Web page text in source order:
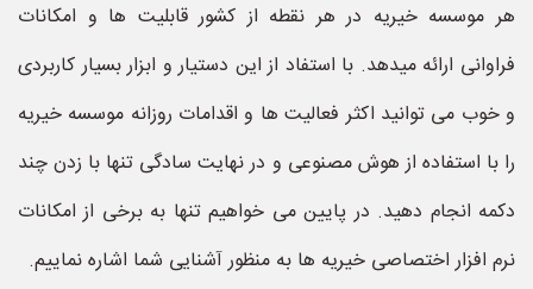
هر موسسه خیریه در هر نقطه از کشور قابلیت ها و امکانات
فراوانی ارائه میدهد. با استفاد از این دستیار و ابزار بسیار کاربردی
و خوب می توانید اکثر فعالیت ها و اقدامات روزانه موسسه خیریه
را با استفاده از هوش مصنوعی و در نهایت سادگی تنها با زدن چند
دکمه انجام دهید. در پایین می خواهیم تنها به برخی از امکانات
نرم افزار اختصاصی خیریه ها به منظور آشنایی شما اشاره نماییم.